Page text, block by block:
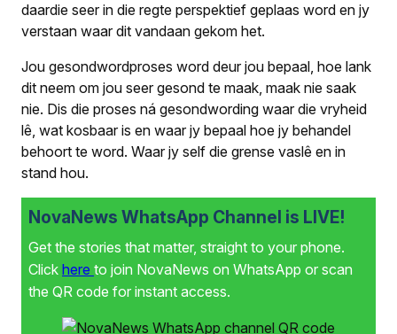
daardie seer in die regte perspektief geplaas word en jy
verstaan waar dit vandaan gekom het.
Jou gesondwordproses word deur jou bepaal, hoe lank
dit neem om jou seer gesond te maak, maak nie saak
nie. Dis die proses ná gesondwording waar die vryheid
lê, wat kosbaar is en waar jy bepaal hoe jy behandel
behoort te word. Waar jy self die grense vaslê en in
stand hou.
NovaNews WhatsApp Channel is LIVE!
Get the stories that matter, straight to your phone.
Click here to join NovaNews on WhatsApp or scan
the QR code for instant access.